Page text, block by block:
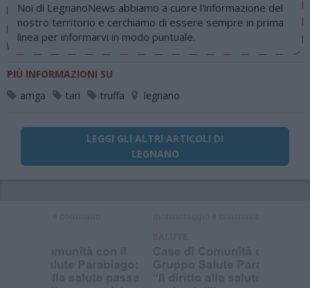
Noi di LegnanoNews abbiamo a cuore l'informazione del
nostro territorio e cerchiamo di essere sempre in prima
linea per informarvi in modo puntuale.
PIÙ INFORMAZIONI SU
amga
tari truffa legnano
LEGGI GLI ALTRI ARTICOLI DI
LEGNANO